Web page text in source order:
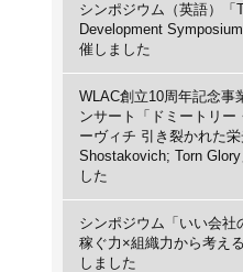
シンポジウム（英語）「
Development
催しました
WLAC創立10周年記念事
ンサート「ドミートリー
ーヴィチ 引き裂かれた
Shostakovich; Torn Glory
した
シンポジウム「いい会社
稼ぐ力×組織力から考え
しました